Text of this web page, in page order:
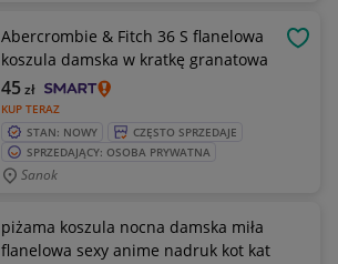
Abercrombie & Fitch 36 S flanelowa
koszula damska w kratkę granatowa
KUP TERAZ
45zł
STAN: NOWY
CZĘSTO SPRZEDAJE
SPRZEDAJĄCY: OSOBA PRYWATNA
Sanok
piżama koszula nocna damska miła
flanelowa sexy anime nadruk kot kat